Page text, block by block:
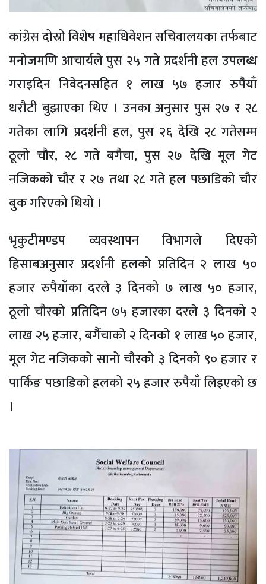
कांग्रेस दोस्रो विशेष महाधिवेशन सचिवालयका तर्फबाट
मनोजमणि आचार्यले पुस २५ गते प्रदर्शनी हल उपलब्ध
गराइदिन निवेदनसहित १ लाख ५७ हजार रुपैयाँ
धरौटी बुझाएका थिए । उनका अनुसार पुस २७ र २८
गतेका लागि प्रदर्शनी हल, पुस २६ देखि २८ गतेसम्म
ठूलो चौर, २८ गते बगैचा, पुस २७ देखि मूल गेट
नजिकको चौर र २७ तथा २८ गते हल पछाडिको चौर
बुक गरिएको थियो ।
भृकुटीमण्डप व्यवस्थापन विभागले दिएको
हिसाबअनुसार प्रदर्शनी हलको प्रतिदिन २ लाख ५०
हजार रुपैयाँका दरले ३ दिनको ७ लाख ५० हजार,
ठूलो चौरको प्रतिदिन ७५ हजारका दरले ३ दिनको २
लाख २५ हजार, बगैँचाको २ दिनको १ लाख ५० हजार,
मूल गेट नजिकको सानो चौरको ३ दिनको ९० हजार र
पार्किङ पछाडिको हलको २५ हजार रुपैयाँ लिइएको छ
।